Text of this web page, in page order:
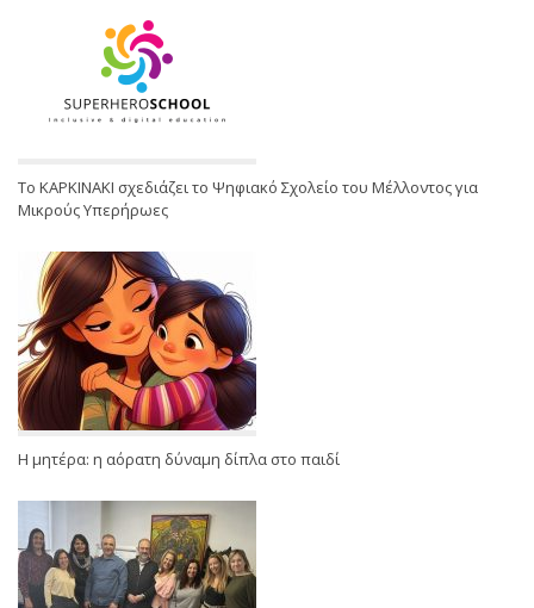
Το ΚΑΡΚΙΝΑΚΙ σχεδιάζει το Ψηφιακό Σχολείο του Μέλλοντος για
Μικρούς Υπερήρωες
Η μητέρα: η αόρατη δύναμη δίπλα στο παιδί